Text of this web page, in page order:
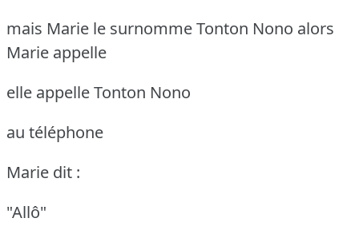
mais Marie le surnomme Tonton Nono alors
Marie appelle
elle appelle Tonton Nono
au téléphone
Marie dit :
"Allô"